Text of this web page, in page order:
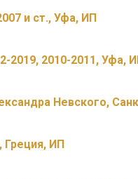
и ст., Уфа, ИП
2019, 2010-2011, Уфа,
Невского,
Греция, ИП